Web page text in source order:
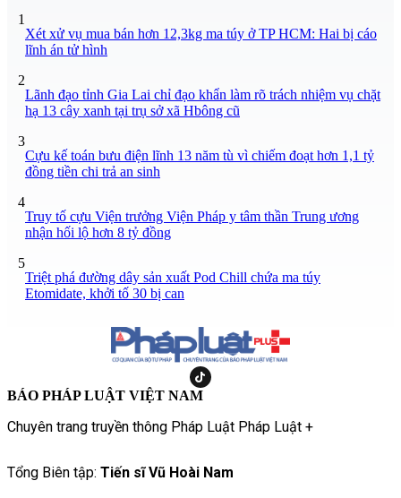
1
Xét xử vụ mua bán hơn 12,3kg ma túy ở TP HCM: Hai bị cáo
lĩnh án tử hình
2
Lãnh đạo tỉnh Gia Lai chỉ đạo khẩn làm rõ trách nhiệm vụ chặt
hạ 13 cây xanh tại trụ sở xã Hbông cũ
3
Cựu kế toán bưu điện lĩnh 13 năm tù vì chiếm đoạt hơn 1,1 tỷ
đồng tiền chi trả an sinh
4
Truy tố cựu Viện trưởng Viện Pháp y tâm thần Trung ương
nhận hối lộ hơn 8 tỷ đồng
5
Triệt phá đường dây sản xuất Pod Chill chứa ma túy
Etomidate, khởi tố 30 bị can
BÁO PHÁP LUẬT VIỆT NAM
Chuyên trang truyền thông Pháp Luật Pháp Luật +
Tổng Biên tập: Tiến sĩ Vũ Hoài Nam